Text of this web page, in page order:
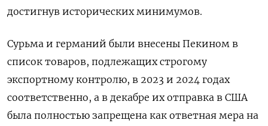
достигнув исторических минимумов.
Сурьма и германий были внесены Пекином в
список товаров, подлежащих строгому
экспортному контролю, в 2023 и 2024 годах
соответственно, а в декабре их отправка в США
была полностью запрещена как ответная мера на